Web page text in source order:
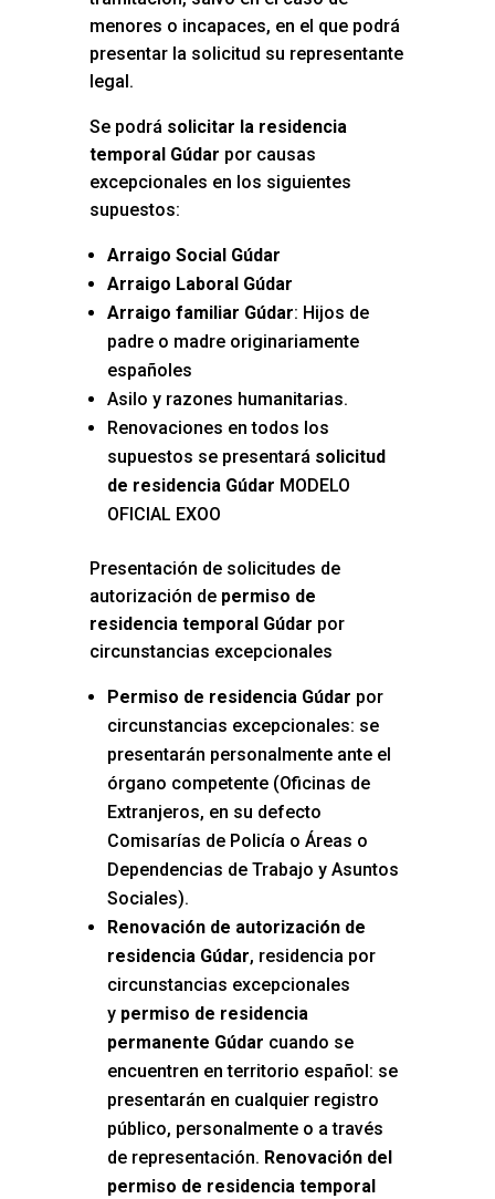
menores o incapaces, en el que podrá
presentar la solicitud su representante
legal.
Se podrá solicitar la residencia
temporal Gúdar por causas
excepcionales en los siguientes
supuestos:
Arraigo Social Gúdar
Arraigo Laboral Gúdar
Arraigo familiar Gúdar: Hijos de
padre o madre originariamente
españoles
Asilo y razones humanitarias.
Renovaciones en todos los
supuestos se presentará solicitud
de residencia Gúdar MODELO
OFICIAL EXOO
Presentación de solicitudes de
autorización depermiso de
residencia temporal Gúdar por
circunstancias excepcionales
Permiso de residencia Gúdar por
circunstancias excepcionales: se
presentarán personalmente ante el
órgano competente (Oficinas de
Extranjeros, en su defecto
Comisarías de Policía o Áreas o
Dependencias de Trabajo y Asuntos
Sociales).
Renovación de autorización de
residencia Gúdar, residencia por
circunstancias excepcionales
y permiso de residencia
permanente Gúdar cuando se
encuentren en territorio español: se
presentarán en cualquier registro
público, personalmente o a través
de representación. Renovación del
permiso de residencia temporal